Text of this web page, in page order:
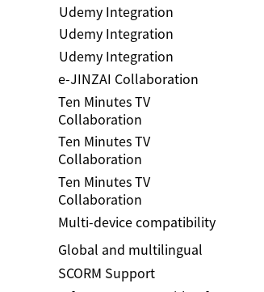
Udemy Integration
Udemy Integration
Udemy Integration
e-JINZAI Collaboration
Ten Minutes TV
Collaboration
Ten Minutes TV
Collaboration
Ten Minutes TV
Collaboration
Multi-device compatibility
Global and multilingual
SCORM Support